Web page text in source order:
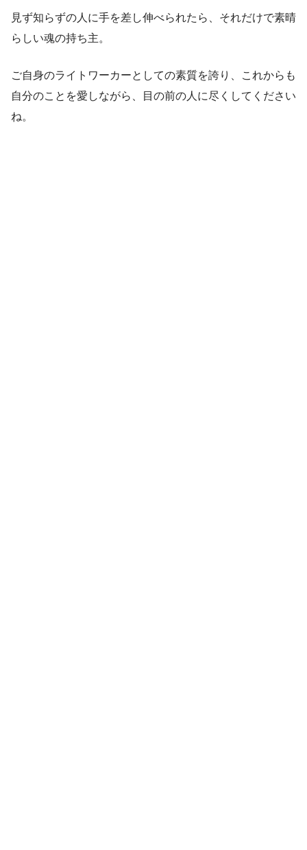
見ず知らずの人に手を差し伸べられたら、それだけで素晴
らしい魂の持ち主。
ご自身のライトワーカーとしての素質を誇り、これからも
自分のことを愛しながら、目の前の人に尽くしてください
ね。